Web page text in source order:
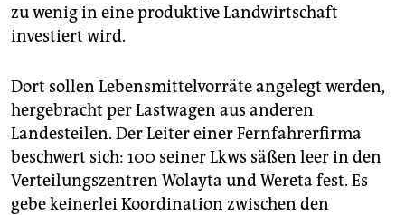
zu wenig in eine produktive Landwirtschaft
investiert wird.
Dort sollen Lebensmittelvorräte angelegt werden,
hergebracht per Lastwagen aus anderen
Landesteilen. Der Leiter einer Fernfahrerfirma
beschwert sich: 100 seiner Lkws säßen leer in den
Verteilungszentren Wolayta und Wereta fest. Es
gebe keinerlei Koordination zwischen den